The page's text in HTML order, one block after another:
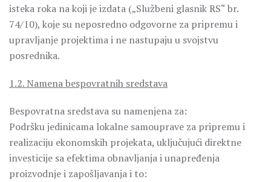
isteka roka na koji je izdata („Službeni glasnik RS“ br.
74/10), koje su neposredno odgovorne za pripremu i
upravljanje projektima i ne nastupaju u svojstvu
posrednika.
1.2. Namena bespovratnih sredstava
Bespovratna sredstava su namenjena za:
Podršku jedinicama lokalne samouprave za pripremu i
realizaciju ekonomskih projekata, uključujući direktne
investicije sa efektima obnavljanja i unapređenja
proizvodnje i zapošljavanja i to: